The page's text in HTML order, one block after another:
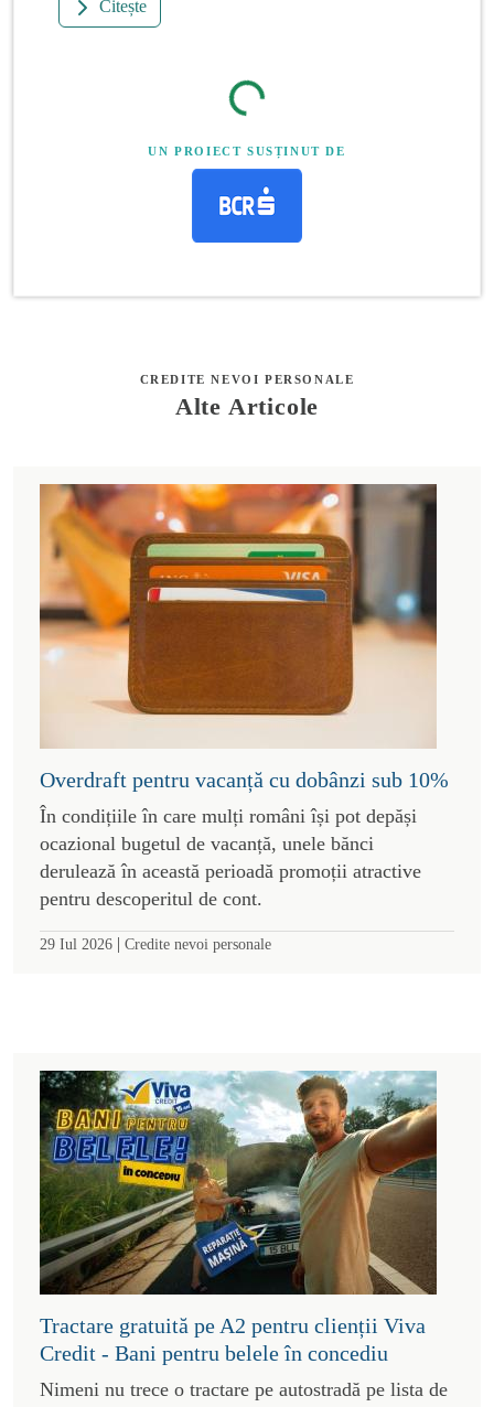
Citește
UN PROIECT SUSȚINUT DE
CREDITE NEVOI PERSONALE
Alte Articole
Overdraft pentru vacanță cu dobânzi sub 10%
În condițiile în care mulți români își pot depăși
ocazional bugetul de vacanță, unele bănci
derulează în această perioadă promoții atractive
pentru descoperitul de cont.
29 Iul 2026 | Credite nevoi personale
Tractare gratuită pe A2 pentru clienții Viva
Credit - Bani pentru belele în concediu
Nimeni nu trece o tractare pe autostradă pe lista de